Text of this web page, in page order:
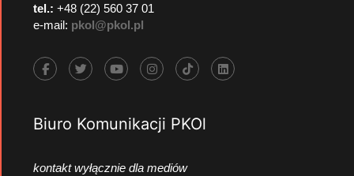
tel.: +48 (22) 560 37 01
e-mail: pkol@pkol.pl
Biuro Komunikacji PKOl
kontakt wyłącznie dla mediów